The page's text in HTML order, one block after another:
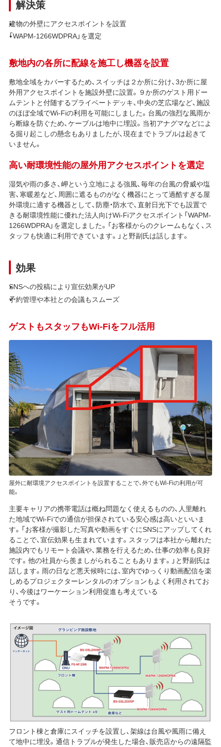
解決策
建物の外壁にアクセスポイントを設置
「WAPM-1266WDPRA」を選定
敷地内の各所に配線を施工し機器を設置
敷地全域をカバーするため、スイッチは２か所に分け、3か所に屋
外用アクセスポイントを施設外壁に設置。９か所のゲスト用ドー
ムテントと付随するプライベートデッキ、中央の芝広場など、施設
のほぼ全域でWi-Fiの利用を可能にしました。台風の強烈な風雨か
ら断線を防ぐため、ケーブルは地中に埋設。当初アナグマなどによ
る掘り起こしの懸念もありましたが、現在までトラブルは起きて
いません。
高い耐環境性能の屋外用アクセスポイントを選定
湿気や雨の多さ、岬という立地による強風、毎年の台風の脅威や塩
害、寒暖差など、周囲に遮るものがなく機器にとって過酷すぎる屋
外環境に適する機器として、防塵・防水で、直射日光下でも設置で
きる耐環境性能に優れた法人向けWi-Fiアクセスポイント「WAPM-
1266WDPRA」を選定しました。「お客様からのクレームもなく、ス
タッフも快適に利用できています。」と野副氏は話します。
効果
SNSへの投稿により宣伝効果がUP
予約管理や本社との会議もスムーズ
ゲストもスタッフもWi-Fiをフル活用
屋外に耐環境アクセスポイントを設置することで、外でもWi-Fiの利用が可
能。
主要キャリアの携帯電話は概ね問題なく使えるものの、人里離れ
た地域でWi-Fiでの通信が担保されている安心感は高いといいま
す。「お客様が撮影した写真や動画をすぐにSNSにアップしてくれ
ることで、宣伝効果も生まれています。スタッフは本社から離れた
施設内でもリモート会議や、業務を行えるため、仕事の効率も良好
です。他の社員から羨ましがられることもあります。」と野副氏は
話します。雨の日など悪天候時には、室内でゆっくり動画配信を楽
しめるプロジェクターレンタルのオプションもよく利用されてお
り、今後はワーケーション利用促進も考えている
そうです。
フロント棟と倉庫にスイッチを設置し、架線は台風や風雨に備え
て地中に埋没。通信トラブルが発生した場合、販売店からの遠隔監